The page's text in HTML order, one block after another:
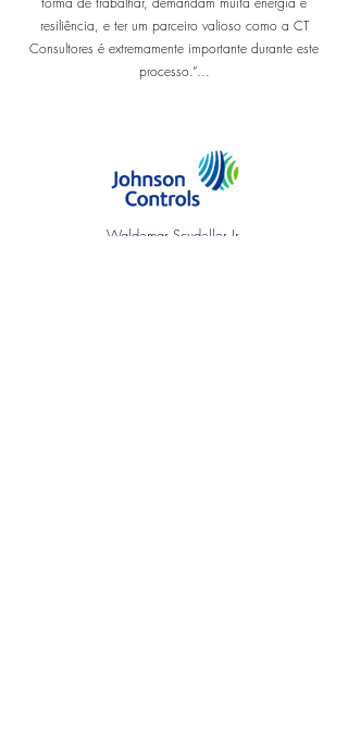
resiliência, e ter um parceiro valioso como a CT
Consultores é extremamente importante durante este
processo.”...
Waldemar Scudeller Jr.